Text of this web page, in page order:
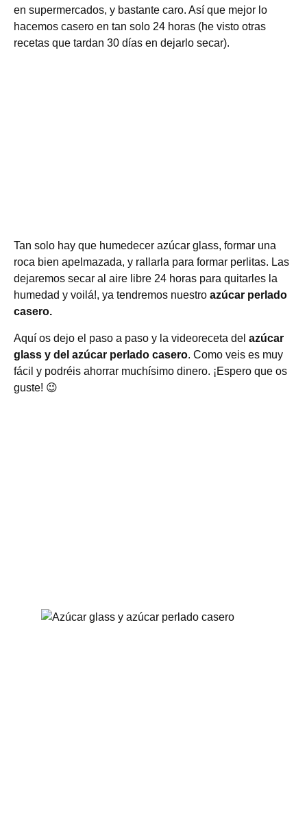
en supermercados, y bastante caro. Así que mejor lo
hacemos casero en tan solo 24 horas (he visto otras
recetas que tardan 30 días en dejarlo secar).
Tan solo hay que humedecer azúcar glass, formar una
roca bien apelmazada, y rallarla para formar perlitas. Las
dejaremos secar al aire libre 24 horas para quitarles la
humedad y voilá!, ya tendremos nuestro azúcar perlado
casero.
Aquí os dejo el paso a paso y la videoreceta del azúcar
glass y del azúcar perlado casero. Como veis es muy
fácil y podréis ahorrar muchísimo dinero. ¡Espero que os
guste! 😉